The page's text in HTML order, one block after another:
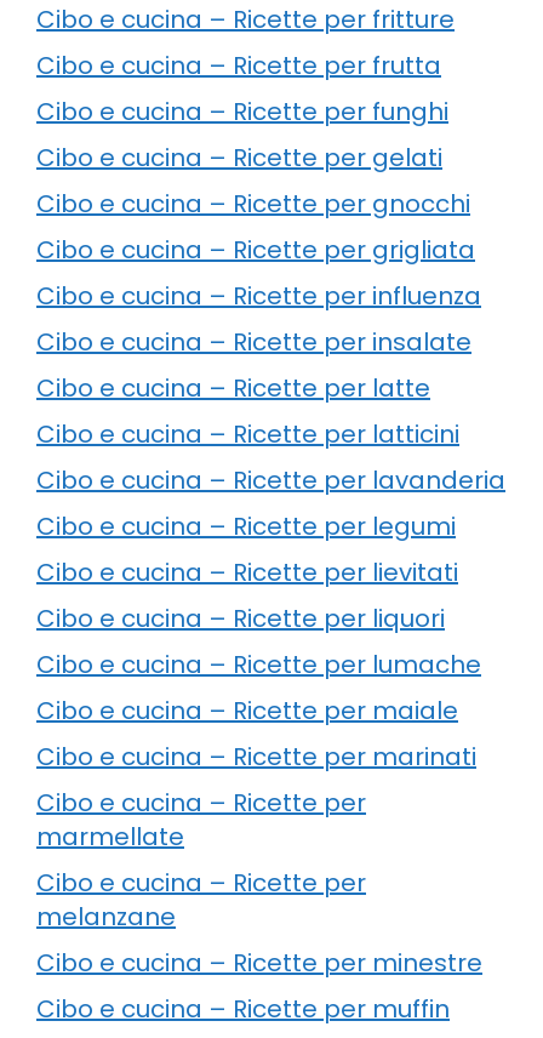
Cibo e cucina – Ricette per fritture
Cibo e cucina – Ricette per frutta
Cibo e cucina – Ricette per funghi
Cibo e cucina – Ricette per gelati
Cibo e cucina – Ricette per gnocchi
Cibo e cucina – Ricette per grigliata
Cibo e cucina – Ricette per influenza
Cibo e cucina – Ricette per insalate
Cibo e cucina – Ricette per latte
Cibo e cucina – Ricette per latticini
Cibo e cucina – Ricette per lavanderia
Cibo e cucina – Ricette per legumi
Cibo e cucina – Ricette per lievitati
Cibo e cucina – Ricette per liquori
Cibo e cucina – Ricette per lumache
Cibo e cucina – Ricette per maiale
Cibo e cucina – Ricette per marinati
Cibo e cucina – Ricette per
marmellate
Cibo e cucina – Ricette per
melanzane
Cibo e cucina – Ricette per minestre
Cibo e cucina – Ricette per muffin